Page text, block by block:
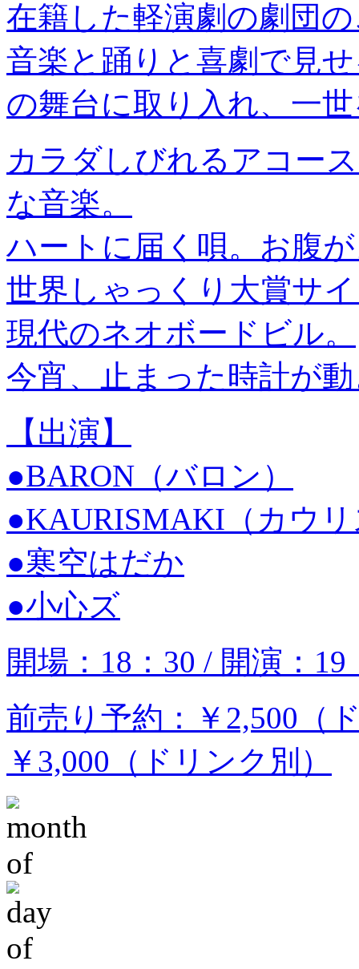
在籍した軽演劇の劇団
音楽と踊りと喜劇で見
の舞台に取り入れ、一
カラダしびれるアコー
な音楽。
ハートに届く唄。お腹
世界しゃっくり大賞サ
現代のネオボードビル。
今宵、止まった時計が
【出演】
●BARON（バロン）
●KAURISMAKI（カウ
●寒空はだか
●小心ズ
開場：18：30 / 開演：19
前売り予約：￥2,500（
￥3,000（ドリンク別）